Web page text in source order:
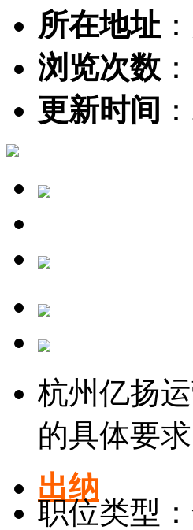
所在地址 ：
浏览次数 ：
更新时间 ：
杭州亿扬
的具体要求
出纳
职位类型